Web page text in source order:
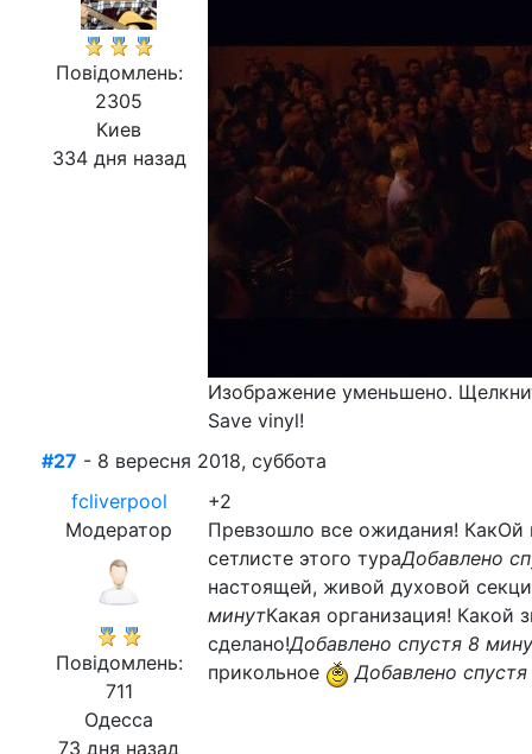
Повідомлень:
2305
Киев
334 дня назад
Изображение уменьшено.
Save vinyl!
#27 - 8 вересня 2018, суббота
fcliverpool
Модератор
Повідомлень:
711
Одесса
73 дня назад
+2
Превзошло все ожидания! КакOй
сетлисте этого тураДобавлено
настоящей, живой духовой
минутКакая организация! Какой
сделано!Добавлено спустя 8
прикольное
Добавлено